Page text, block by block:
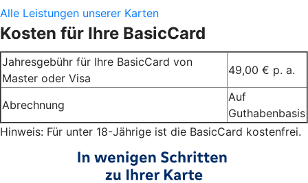
Alle Leistungen unserer Karten
Kosten für Ihre BasicCard
Jahresgebühr für Ihre BasicCard von
Master oder Visa
49,00 € p. a.
Abrechnung
Auf
Guthabenbasis
Hinweis: Für unter 18-Jährige ist die BasicCard kostenfrei.